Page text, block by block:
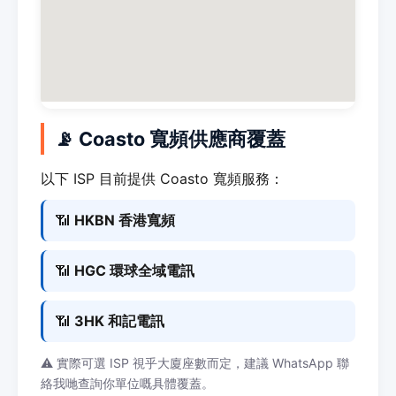
📡 Coasto 寬頻供應商覆蓋
以下 ISP 目前提供 Coasto 寬頻服務：
📶 HKBN 香港寬頻
📶 HGC 環球全域電訊
📶 3HK 和記電訊
⚠️ 實際可選 ISP 視乎大廈座數而定，建議 WhatsApp 聯
絡我哋查詢你單位嘅具體覆蓋。